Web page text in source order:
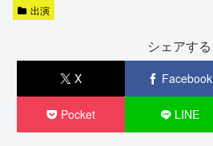
出演
シェアする
X Facebook
Pocket LINE